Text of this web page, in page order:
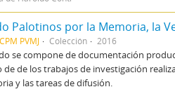
Palotinos por la Memoria, la
PVMJ Colección 2016
se compone de documentación
de de los trabajos de investigación
y las tareas de difusión.